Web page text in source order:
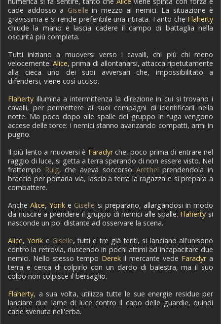
cade addosso a Giselle in mezzo ai nemici. La situazione è
gravissima e si rende preferibile una ritirata. Tanto che Flaherty
chiude la mano e lascia cadere il campo di battaglia nella
oscurità più completa.
Tutti iniziano a muoversi verso i cavalli, chi più chi meno
velocemente.Alice, prima di allontanarsi, attacca ripetutamente
alla cieca uno dei suoi avversari che, impossibilitato a
difendersi, viene così ucciso.
Flaherty illumina a intermittenza la direzione in cui si trovano i
cavalli, per permettere ai suoi compagni di identificarli nella
notte. Ma poco dopo alle spalle del gruppo in fuga vengono
accese delle torce: i nemici stanno avanzando compatti, armi in
pugno.
Il più lento a muoversi è Faradyrche, poco prima di entrare nel
raggio di luce, si getta a terra sperando di non essere visto. Nel
frattempo Ruig, che aveva soccorso Arethel prendendola in
braccio per portarla via, lascia a terra la ragazza e si prepara a
combattere.
AncheAlice,Yorik e Giselle si preparano, allargandosi in modo
da riuscire a prendere il gruppo di nemici alle spalle. Flaherty si
nasconde un po' distante ad osservare la scena.
Alice,Yorik e Giselle, tutti e tre già feriti, si lanciano all'unisono
contro la retrovia, riuscendo in pochi attimi ad incapacitare due
nemici. Nello stesso tempo Derekil mercante vede Faradyra
terra e cerca di colpirlo con un dardo di balestra, ma il suo
colpo non colpisce il bersaglio.
Flaherty, a sua volta, utilizza tutte le sue energie residue per
lanciare due lame di luce contro il capo delle guardie, quindi
cade svenuta nell'erba.